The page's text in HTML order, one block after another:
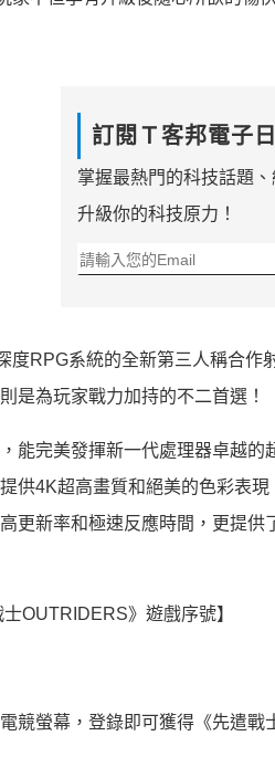
訂閱Ｔ客邦電子
掌握最熱門的科技話題、
升級你的科技原力！
度RPG系統的全新第三人稱合作
是為玩家戰力加持的不二首選！
能完美發揮新一代處理器卓越的
供4K超高畫質和絕美的色彩表
更新率和極速反應時間，更提供
OUTRIDERS》遊戲序號】
競螢幕，登錄即可獲得《先遣